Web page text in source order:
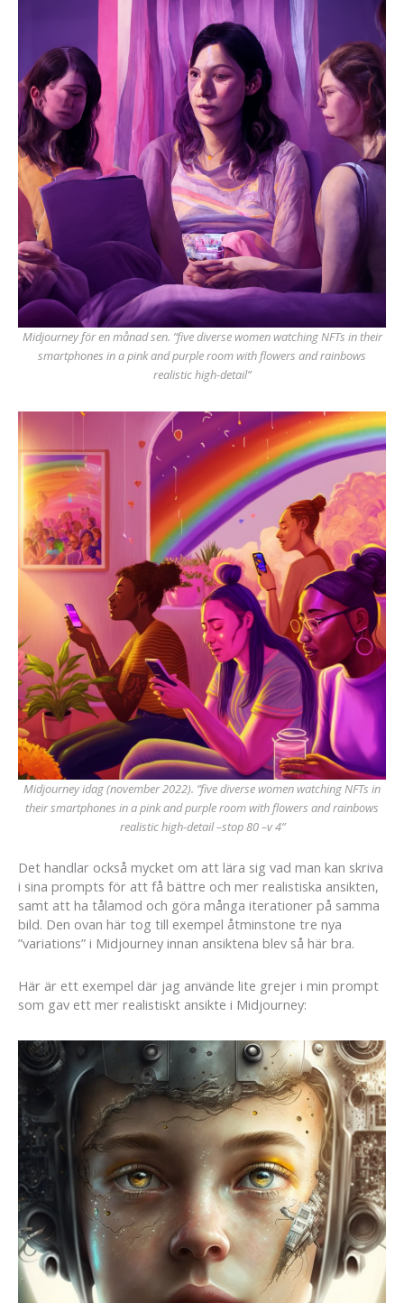
Midjourney för en månad sen. ”five diverse women watching NFTs in their
smartphones in a pink and purple room with flowers and rainbows
realistic high-detail”
Midjourney idag (november 2022). ”five diverse women watching NFTs in
their smartphones in a pink and purple room with flowers and rainbows
realistic high-detail –stop 80 –v 4”
Det handlar också mycket om att lära sig vad man kan skriva
i sina prompts för att få bättre och mer realistiska ansikten,
samt att ha tålamod och göra många iterationer på samma
bild. Den ovan här tog till exempel åtminstone tre nya
”variations” i Midjourney innan ansiktena blev så här bra.
Här är ett exempel där jag använde lite grejer i min prompt
som gav ett mer realistiskt ansikte i Midjourney: